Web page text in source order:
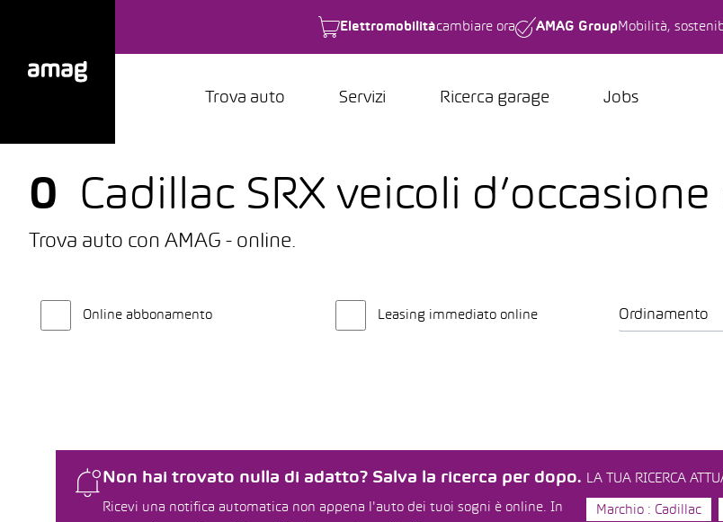
Elettromobilitàcambiare ora AMAG Group Mobilità,
Trova auto Servizi Ricerca garage Jobs
0 Cadillac SRX veicoli
Trova auto con AMAG - online.
Online abbonamento Leasing immediato online Ordinamento
Non hai trovato nulla di adatto? Salva la ricerca per dopo.
Ricevi una notifica automatica non appena l'auto dei tuoi sogni è online. In
LA TUA RICERCA
Marchio : Cadillac